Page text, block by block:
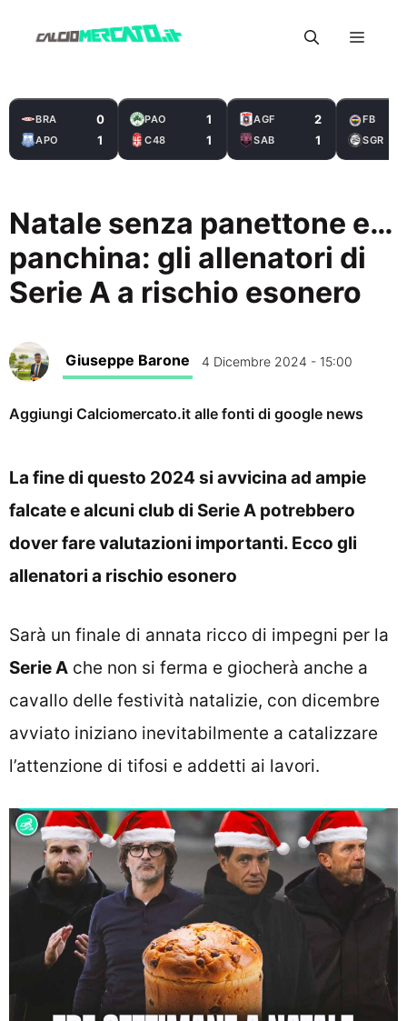
Menu
BRA 0
APO 1
PAO 1
C48 1
AGF 2
SAB 1
FB
SGR
Natale senza panettone e…
panchina: gli allenatori di
Serie A a rischio esonero
Giuseppe Barone 4 Dicembre 2024 - 15:00
Aggiungi Calciomercato.it alle fonti di google news
La fine di questo 2024 si avvicina ad ampie
falcate e alcuni club di Serie A potrebbero
dover fare valutazioni importanti. Ecco gli
allenatori a rischio esonero
Sarà un finale di annata ricco di impegni per la
Serie A che non si ferma e giocherà anche a
cavallo delle festività natalizie, con dicembre
avviato iniziano inevitabilmente a catalizzare
l’attenzione di tifosi e addetti ai lavori.